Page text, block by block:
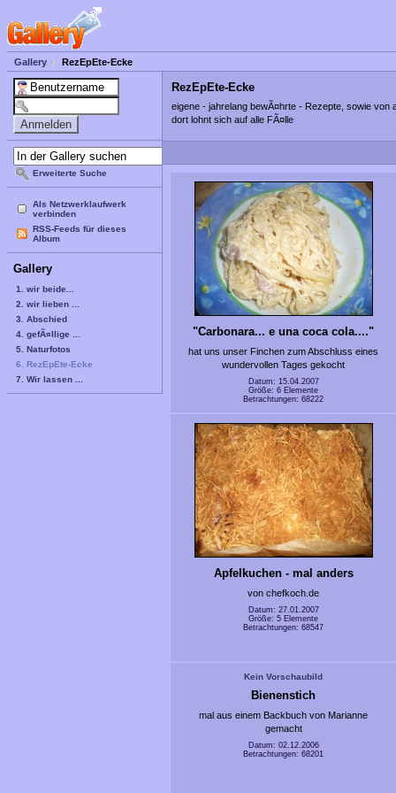
Gallery RezEpEte-Ecke
Erweiterte Suche
Als Netzwerklaufwerk
verbinden
RSS-Feeds für dieses
Album
Gallery
1. wir beide...
2. wir lieben ...
3. Abschied
4. gefÃ¤llige ...
5. Naturfotos
6. RezEpEte-Ecke
7. Wir lassen ...
RezEpEte-Ecke
eigene - jahrelang bewÃ¤hrte - Rezepte, sowie von
dort lohnt sich auf alle FÃ¤lle
"Carbonara... e una coca cola...."
hat uns unser Finchen zum Abschluss eines
wundervollen Tages gekocht
Datum: 15.04.2007
Größe: 6 Elemente
Betrachtungen: 68222
Apfelkuchen - mal anders
von chefkoch.de
Datum: 27.01.2007
Größe: 5 Elemente
Betrachtungen: 68547
Kein Vorschaubild
Bienenstich
mal aus einem Backbuch von Marianne
gemacht
Datum: 02.12.2006
Betrachtungen: 68201